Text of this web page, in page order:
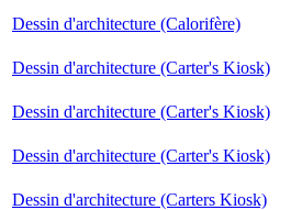
Dessin d'architecture (Calorifère)
Dessin d'architecture (Carter's Kiosk)
Dessin d'architecture (Carter's Kiosk)
Dessin d'architecture (Carter's Kiosk)
Dessin d'architecture (Carters Kiosk)